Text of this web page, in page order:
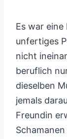
Es war eine
unfertiges
nicht
beruflich
dieselben
jemals
Freundin